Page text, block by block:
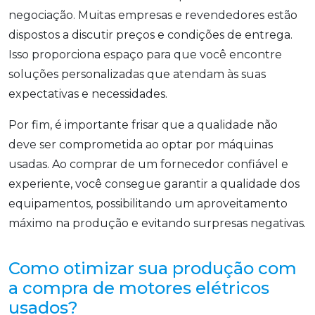
negociação. Muitas empresas e revendedores estão
dispostos a discutir preços e condições de entrega.
Isso proporciona espaço para que você encontre
soluções personalizadas que atendam às suas
expectativas e necessidades.
Por fim, é importante frisar que a qualidade não
deve ser comprometida ao optar por máquinas
usadas. Ao comprar de um fornecedor confiável e
experiente, você consegue garantir a qualidade dos
equipamentos, possibilitando um aproveitamento
máximo na produção e evitando surpresas negativas.
Como otimizar sua produção com
a compra de motores elétricos
usados?